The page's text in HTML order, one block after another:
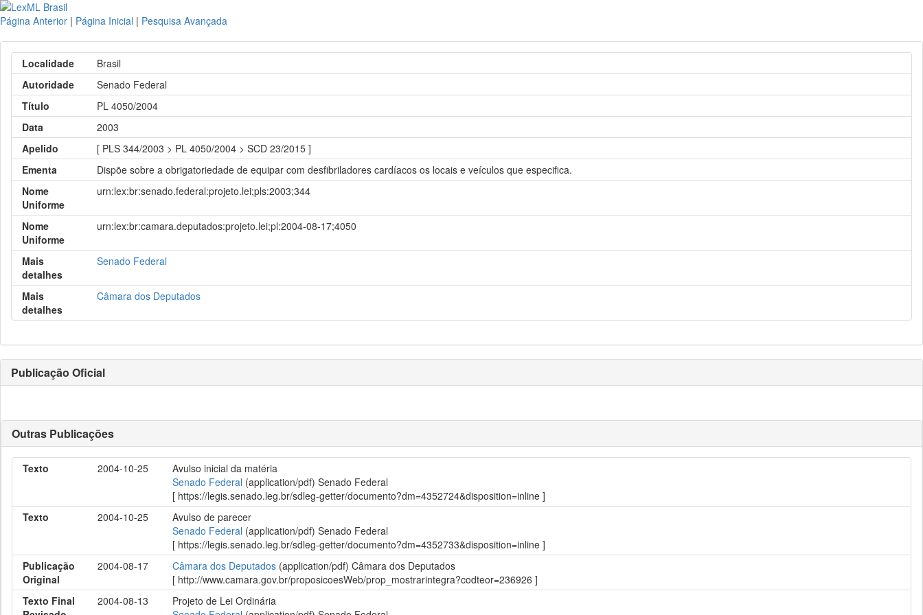
Página Anterior | Página Inicial | Pesquisa Avançada
Localidade
Brasil
Autoridade
Senado Federal
Título
PL 4050/2004
Data
2003
Apelido
[ PLS 344/2003 > PL 4050/2004 > SCD 23/2015 ]
Ementa
Dispõe sobre a obrigatoriedade de equipar com desfibriladores cardíacos os locais e veículos que especifica.
Nome
Uniforme
urn:lex:br:senado.federal:projeto.lei;pls:2003;344
Nome
Uniforme
urn:lex:br:camara.deputados:projeto.lei;pl:2004-08-17;4050
Mais
detalhes
Senado Federal
Mais
detalhes
Câmara dos Deputados
Publicação Oficial
Outras Publicações
Texto 2004-10-25
Avulso inicial da matéria
Senado Federal (application/pdf) Senado Federal
[ https://legis.senado.leg.br/sdleg-getter/documento?dm=4352724&disposition=inline ]
Texto
2004-10-25
Avulso de parecer
Senado Federal (application/pdf) Senado Federal
[ https://legis.senado.leg.br/sdleg-getter/documento?dm=4352733&disposition=inline ]
Publicação
Original
2004-08-17 Câmara dos Deputados (application/pdf) Câmara dos Deputados
[ http://www.camara.gov.br/proposicoesWeb/prop_mostrarintegra?codteor=236926 ]
Texto Final
2004-08-13
Projeto de Lei Ordinária